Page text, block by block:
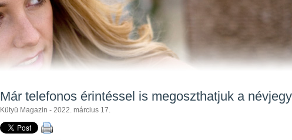
Már telefonos érintéssel is megoszthatjuk a
Kütyü Magazin - 2022. március 17.